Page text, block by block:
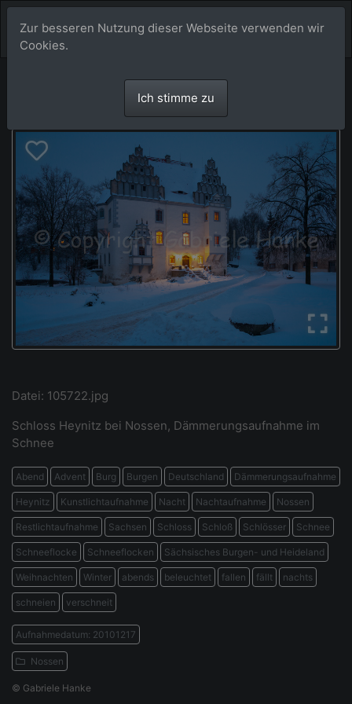
Datei: 105722.jpg
Schloss Heynitz bei Nossen, Dämmerungsaufnahme im
Schnee
Abend Advent Burg Burgen Deutschland Dämmerungsaufnahme
Heynitz Kunstlichtaufnahme Nacht Nachtaufnahme Nossen
Restlichtaufnahme Sachsen Schloss Schloß Schlösser Schnee
Schneeflocke Schneeflocken Sächsisches Burgen- und Heideland
Weihnachten Winter abends beleuchtet fallen fällt nachts
schneien verschneit
Aufnahmedatum: 20101217
Nossen
© Gabriele Hanke
Zur besseren Nutzung dieser Webseite verwenden wir
Cookies.
Ich stimme zu